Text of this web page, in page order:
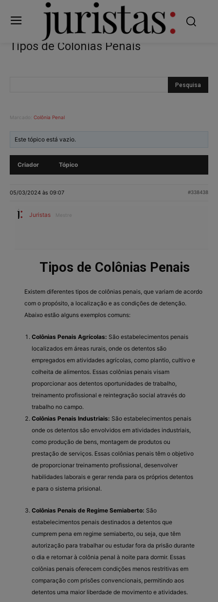
Tipos de Colônias Penais
Marcado: Colônia Penal
Este tópico está vazio.
Criador Tópico
05/03/2024 às 09:07 #338438
Juristas Mestre
Tipos de Colônias Penais
Existem diferentes tipos de colônias penais, que variam de acordo
com o propósito, a localização e as condições de detenção.
Abaixo estão alguns exemplos comuns:
Colônias Penais Agrícolas: São estabelecimentos penais
localizados em áreas rurais, onde os detentos são
empregados em atividades agrícolas, como plantio, cultivo e
colheita de alimentos. Essas colônias penais visam
proporcionar aos detentos oportunidades de trabalho,
treinamento profissional e reintegração social através do
trabalho no campo.
Colônias Penais Industriais: São estabelecimentos penais
onde os detentos são envolvidos em atividades industriais,
como produção de bens, montagem de produtos ou
prestação de serviços. Essas colônias penais têm o objetivo
de proporcionar treinamento profissional, desenvolver
habilidades laborais e gerar renda para os próprios detentos
e para o sistema prisional.
Colônias Penais de Regime Semiaberto: São
estabelecimentos penais destinados a detentos que
cumprem pena em regime semiaberto, ou seja, que têm
autorização para trabalhar ou estudar fora da prisão durante
o dia e retornar à colônia penal à noite para dormir. Essas
colônias penais oferecem condições menos restritivas em
comparação com prisões convencionais, permitindo aos
detentos uma maior liberdade de movimento e atividades.